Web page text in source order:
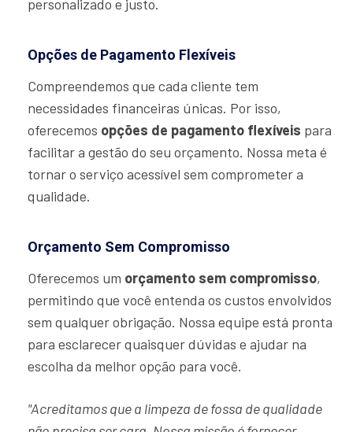
personalizado e justo.
Opções de Pagamento Flexíveis
Compreendemos que cada cliente tem
necessidades financeiras únicas. Por isso,
oferecemos opções de pagamento flexíveis para
facilitar a gestão do seu orçamento. Nossa meta é
tornar o serviço acessível sem comprometer a
qualidade.
Orçamento Sem Compromisso
Oferecemos um orçamento sem compromisso,
permitindo que você entenda os custos envolvidos
sem qualquer obrigação. Nossa equipe está pronta
para esclarecer quaisquer dúvidas e ajudar na
escolha da melhor opção para você.
"Acreditamos que a limpeza de fossa de qualidade